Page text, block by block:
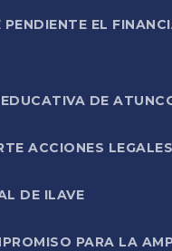
EL
DE
ACCIONES
DE ILAVE
PARA LA